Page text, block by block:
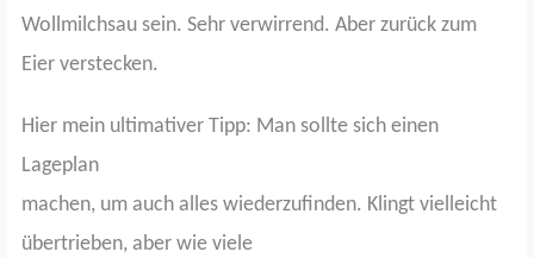
Wollmilchsau sein. Sehr verwirrend. Aber zurück zum
Eier verstecken.
Hier mein ultimativer Tipp: Man sollte sich einen
Lageplan
machen, um auch alles wiederzufinden. Klingt vielleicht
übertrieben, aber wie viele